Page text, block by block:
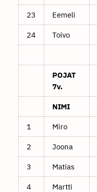
23 Eemeli
24 Toivo
POJAT
7v.
NIMI
1 Miro
2 Joona
3 Matias
4 Martti